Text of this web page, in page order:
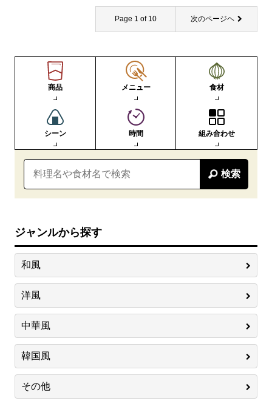
Page 1 of 10 次のページヘ
商品 メニュー 食材
シーン 時間 組み合わせ
検索
ジャンルから探す
和風
洋風
中華風
韓国風
その他